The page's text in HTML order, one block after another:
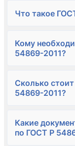
Что такое
Кому
54869-2011?
Сколько
54869-2011?
Какие
по ГОСТ Р